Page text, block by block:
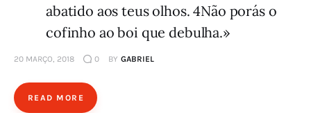
abatido aos teus olhos. 4Não porás o
cofinho ao boi que debulha.»
20 MARÇO, 2018 0 BY GABRIEL
READ MORE